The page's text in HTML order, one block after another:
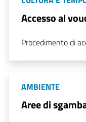
Accesso al
Procedimento di
AMBIENTE
Aree di